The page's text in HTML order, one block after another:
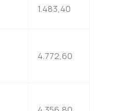
1.483,40
4.772,60